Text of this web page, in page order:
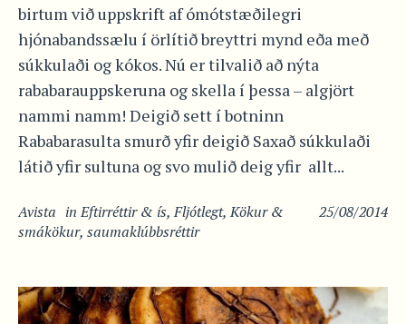
birtum við uppskrift af ómótstæðilegri
hjónabandssælu í örlítið breyttri mynd eða með
súkkulaði og kókos. Nú er tilvalið að nýta
rababarauppskeruna og skella í þessa – algjört
nammi namm! Deigið sett í botninn
Rababarasulta smurð yfir deigið Saxað súkkulaði
látið yfir sultuna og svo mulið deig yfir allt...
25/08/2014
Avista inEftirréttir & ís,Fljótlegt,Kökur &
smákökur, saumaklúbbsréttir